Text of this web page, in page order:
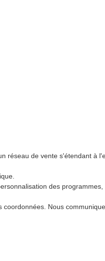
réseau de vente s'étendant à
des
Nous